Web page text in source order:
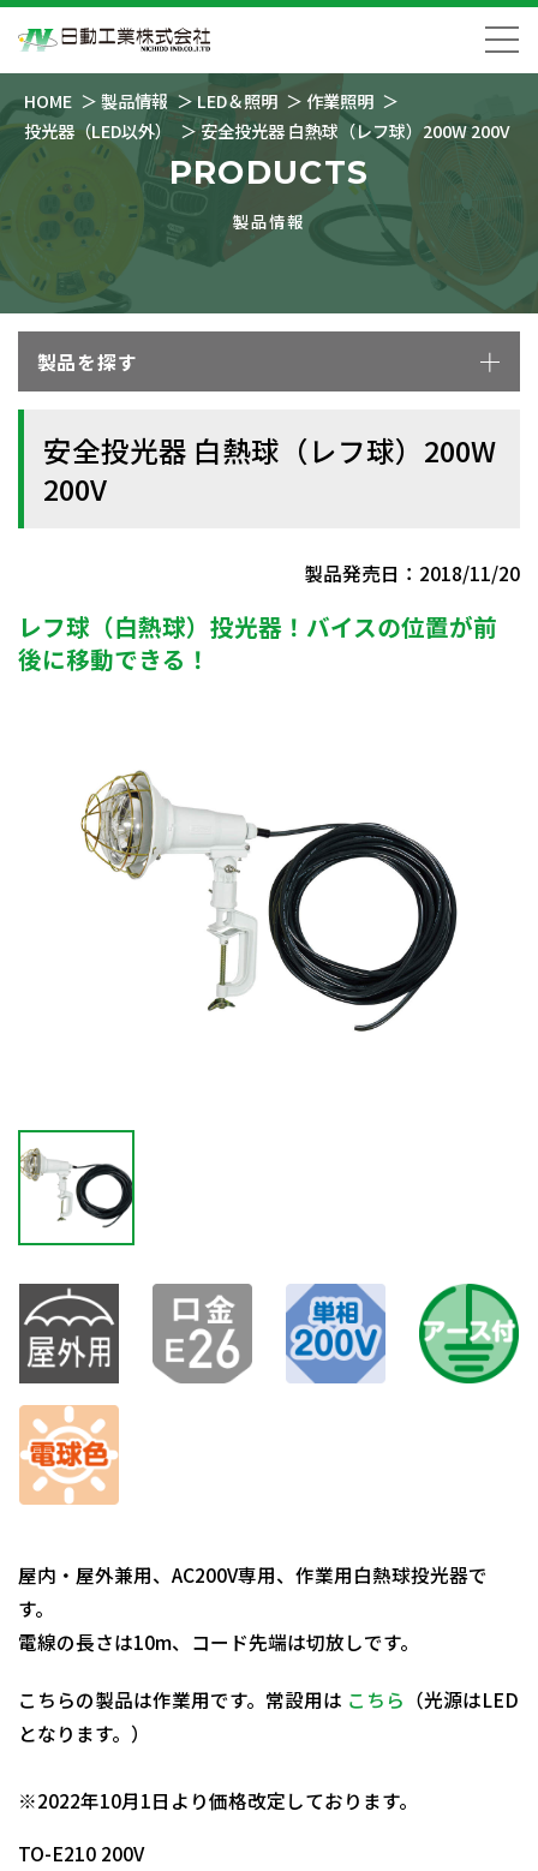
HOME 製品情報 LED＆照明
作業照明
投光器（LED以外）
安全投光器 白熱球（レフ球）200W 200V
PRODUCTS
製品情報
製品を探す
安全投光器 白熱球（レフ球）200W
200V
製品発売日：2018/11/20
レフ球（白熱球）投光器！バイスの位置が前
後に移動できる！
屋内・屋外兼用、AC200V専用、作業用白熱球投光器で
す。
電線の長さは10m、コード先端は切放しです。
こちらの製品は作業用です。常設用は こちら （光源はLED
となります。）
※2022年10月1日より価格改定しております。
TO-E210 200V